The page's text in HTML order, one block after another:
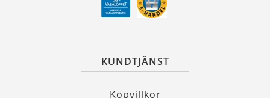
KUNDTJÄNST
Köpvillkor